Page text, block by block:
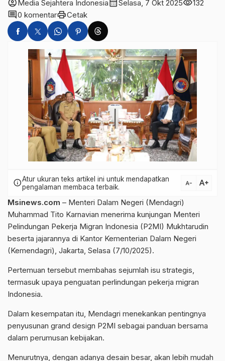
account_circle Media Sejahtera Indonesia calendar_month Selasa, 7 Okt 2025visibility132
comment0 komentarprintCetak
infoAtur ukuran teks artikel ini untuk mendapatkan
pengalaman membaca terbaik.
text_decrease text_increase
Msinews.com – Menteri Dalam Negeri (Mendagri)
Muhammad Tito Karnavian menerima kunjungan Menteri
Pelindungan Pekerja Migran Indonesia (P2MI) Mukhtarudin
beserta jajarannya di Kantor Kementerian Dalam Negeri
(Kemendagri), Jakarta, Selasa (7/10/2025).
Pertemuan tersebut membahas sejumlah isu strategis,
termasuk upaya penguatan perlindungan pekerja migran
Indonesia.
Dalam kesempatan itu, Mendagri menekankan pentingnya
penyusunan grand design P2MI sebagai panduan bersama
dalam perumusan kebijakan.
Menurutnya, dengan adanya desain besar, akan lebih mudah